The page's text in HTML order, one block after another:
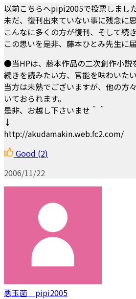
以前こちらへpipi2005で投票しました
未だ、復刊出来ていない事に残念に思
こんなに多くの方が復刊、そして続
この思いを是非、藤本ひとみ先生に
●当HPは、藤本作品の二次創作小説
続きを読みたい方、官能を味わいた
当方は未熟でございますが、他の方
いておられます。
是非、お越し下さいませ＾＾
↓
http://akudamakin.web.fc2.com/
Good (2)
2006/11/22
悪玉菌 pipi2005